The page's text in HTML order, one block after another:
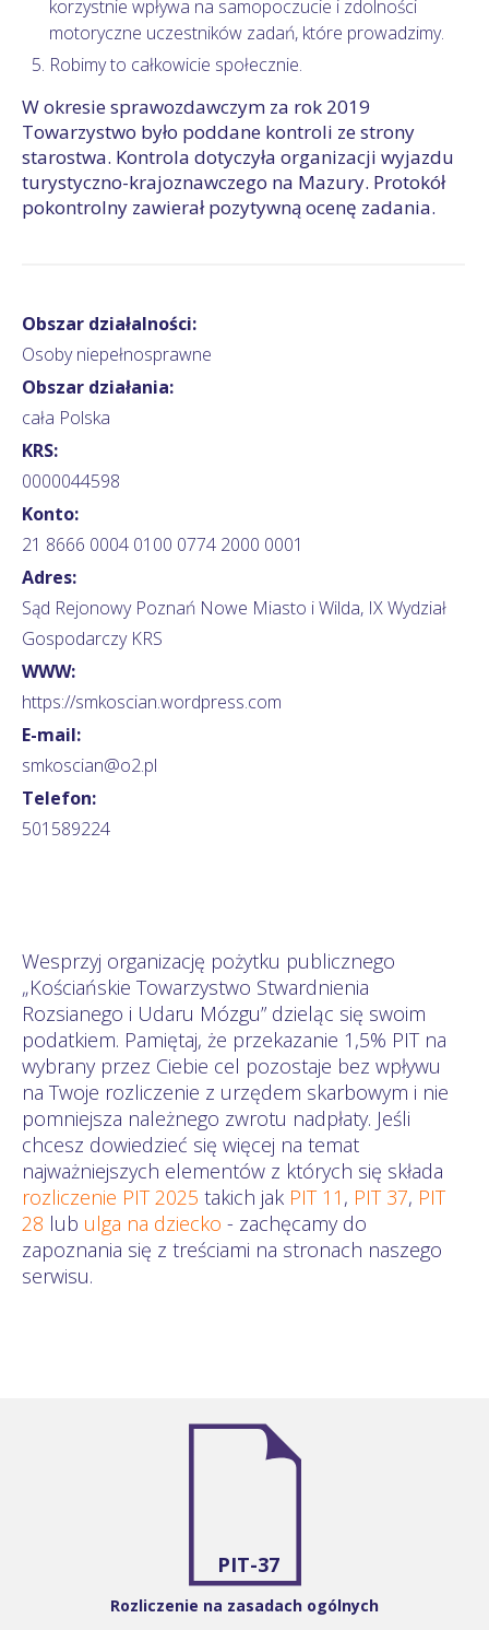
korzystnie wpływa na samopoczucie i zdolności
motoryczne uczestników zadań, które prowadzimy.
Robimy to całkowicie społecznie.
W okresie sprawozdawczym za rok 2019
Towarzystwo było poddane kontroli ze strony
starostwa. Kontrola dotyczyła organizacji wyjazdu
turystyczno-krajoznawczego na Mazury. Protokół
pokontrolny zawierał pozytywną ocenę zadania.
Obszar działalności:
Osoby niepełnosprawne
Obszar działania:
cała Polska
KRS:
0000044598
Konto:
21 8666 0004 0100 0774 2000 0001
Adres:
Sąd Rejonowy Poznań Nowe Miasto i Wilda, IX Wydział
Gospodarczy KRS
WWW:
https://smkoscian.wordpress.com
E-mail:
smkoscian@o2.pl
Telefon:
501589224
Wesprzyj organizację pożytku publicznego
„Kościańskie Towarzystwo Stwardnienia
Rozsianego i Udaru Mózgu” dzieląc się swoim
podatkiem. Pamiętaj, że przekazanie 1,5% PIT na
wybrany przez Ciebie cel pozostaje bez wpływu
na Twoje rozliczenie z urzędem skarbowym i nie
pomniejsza należnego zwrotu nadpłaty. Jeśli
chcesz dowiedzieć się więcej na temat
najważniejszych elementów z których się składa
rozliczenie PIT 2025 takich jak PIT 11 , PIT 37, PIT
28 lub ulga na dziecko - zachęcamy do
zapoznania się z treściami na stronach naszego
serwisu.
PIT-37
Rozliczenie na zasadach ogólnych